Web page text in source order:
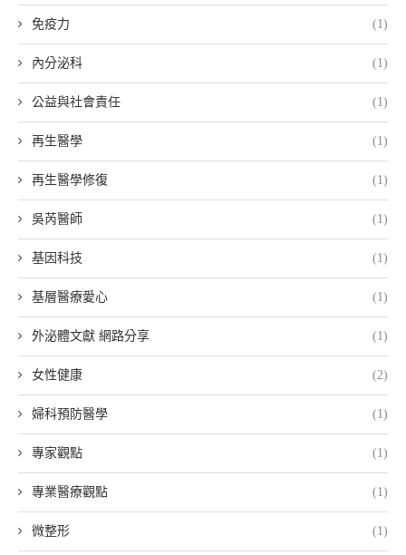
免疫力 (1)
內分泌科 (1)
公益與社會責任 (1)
再生醫學 (1)
再生醫學修復 (1)
吳芮醫師 (1)
基因科技 (1)
基層醫療愛心 (1)
外泌體文獻 網路分享 (1)
女性健康 (2)
婦科預防醫學 (1)
專家觀點 (1)
專業醫療觀點 (1)
微整形 (1)